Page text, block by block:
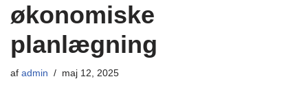
økonomiske
planlægning
af admin maj 12, 2025